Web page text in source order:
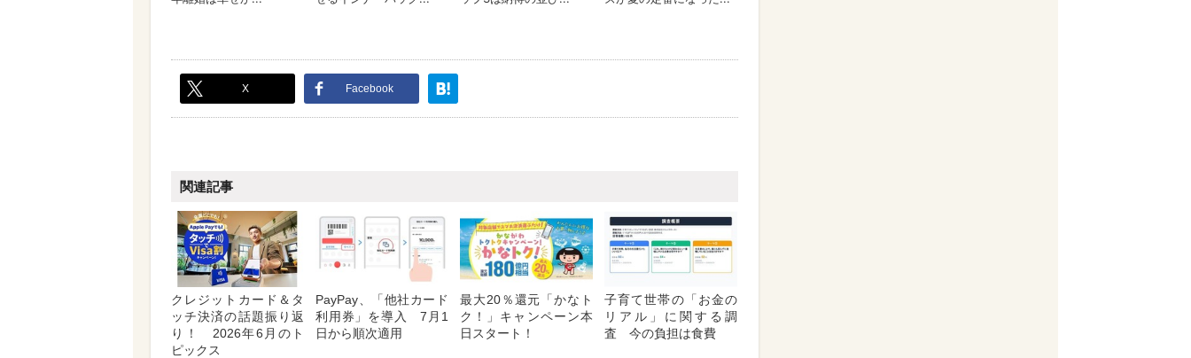
X Facebook
関連記事
クレジットカード＆タ
ッチ決済の話題振り返
り！ 2026年6月のト
ピックス
PayPay、「他社カード
利用券」を導入 7月1
日から順次適用
最大20％還元「かなト
ク！」キャンペーン本
日スタート！
子育て世帯の「お金の
リアル」に関する調
査 今の負担は食費